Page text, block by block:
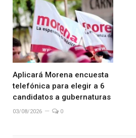
Aplicará Morena encuesta
telefónica para elegir a 6
candidatos a gubernaturas
03/08/2026 0